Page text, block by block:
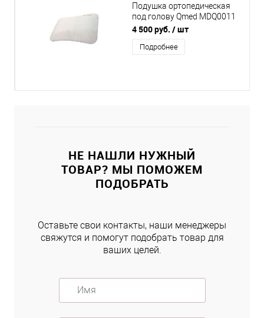
Подушка ортопедическая
под голову Qmed MDQ0011
VARIO (скошенная форма)
4 500 руб. / шт
Подробнее
НЕ НАШЛИ НУЖНЫЙ
ТОВАР? МЫ ПОМОЖЕМ
ПОДОБРАТЬ
Оставьте свои контакты, наши менеджеры
свяжутся и помогут подобрать товар для
ваших целей.